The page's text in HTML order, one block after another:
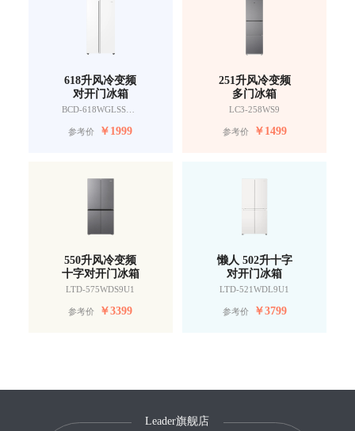
618升风冷变频
对开门冰箱
BCD-618WGLSSEDW9
参考价 ￥1999
251升风冷变频
多门冰箱
LC3-258WS9
参考价 ￥1499
550升风冷变频
十字对开门冰箱
LTD-575WDS9U1
参考价 ￥3399
懒人 502升十字
对开门冰箱
LTD-521WDL9U1
参考价 ￥3799
Leader旗舰店